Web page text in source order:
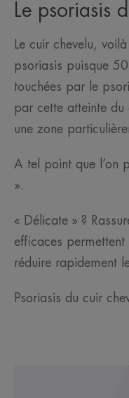
Le psoriasis
Le cuir chevelu,
psoriasis puisque
touchées par le
par cette atteinte du
une zone
A tel point que l’on
».
« Délicate » ?
efficaces permettent
réduire rapidement
Psoriasis du cuir